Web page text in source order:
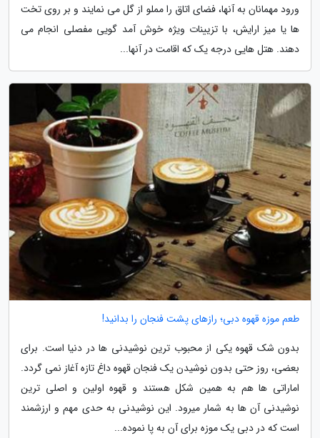
ورود مهمانان به آنها، فضای اتاق را مملو از گل می نمایند و بر روی تخت
ها یا میز ارایش، با تزیینات ویژه خوش آمد گویی مفصلی انجام می
دهند. هتل هایی درجه یک که اقامت در آنها...
طعم موزه قهوه دبی؛ رازهای پشت فنجان را بدانید!
بدون شک قهوه یکی از محبوب ترین نوشیدنی ها در دنیا است. برای
بعضی، روز حتی بدون نوشیدن یک فنجان قهوه داغ تازه آغاز نمی گردد.
اماراتی ها هم به همین شکل هستند و قهوه اولین و اصلی ترین
نوشیدنی آن ها به شمار میرود. این نوشیدنی به حدی مهم و ارزشمند
است که در دبی یک موزه برای آن به پا نموده...